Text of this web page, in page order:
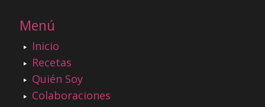
Menú
Inicio
Recetas
Quién Soy
Colaboraciones